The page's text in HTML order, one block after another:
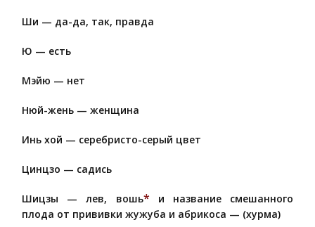
Ши — да-да, так, правда
Ю — есть
Мэйю — нет
Нюй-жень — женщина
Инь хой — серебристо-серый цвет
Цинцзо — садись
Шицзы — лев, вошь* и название смешанного
плода от прививки жужуба и абрикоса — (хурма)